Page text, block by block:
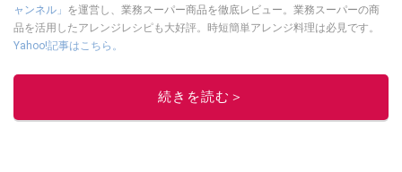
ャンネル」 を運営し、業務スーパー商品を徹底レビュー。業務スーパーの商
品を活用したアレンジレシピも大好評。時短簡単アレンジ料理は必見です。
Yahoo!記事はこちら。
このイチオシストの他の記事を読む
続きを読む＞